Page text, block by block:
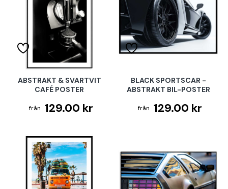
ABSTRAKT & SVARTVIT
CAFÉ POSTER
129.00 kr
BLACK SPORTSCAR -
ABSTRAKT BIL-POSTER
129.00 kr